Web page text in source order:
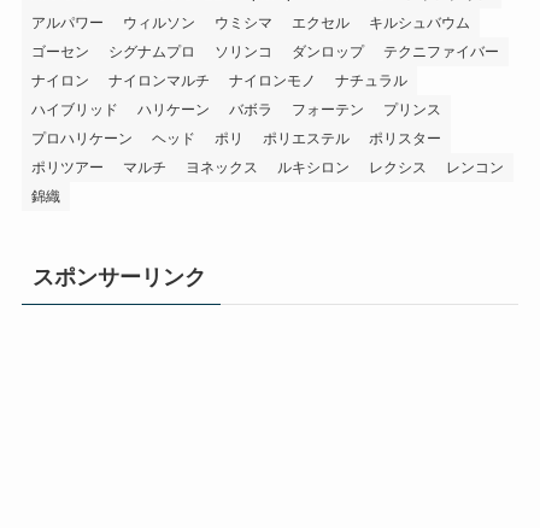
アルパワー
ウィルソン ウミシマ エクセル
キルシュバウム
ゴーセン
シグナムプロ ソリンコ ダンロップ
テクニファイバー
ナイロン
ナイロンマルチ ナイロンモノ
ナチュラル
ハイブリッド
ハリケーン バボラ フォーテン
プリンス
プロハリケーン
ヘッド ポリ ポリエステル
ポリスター
ポリツアー
マルチ ヨネックス ルキシロン レクシス
レンコン
錦織
スポンサーリンク